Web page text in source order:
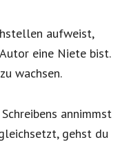
aufweist,
eine Niete bist.
wachsen.
annimmst
gehst du